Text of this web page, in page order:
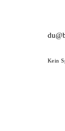
Kein